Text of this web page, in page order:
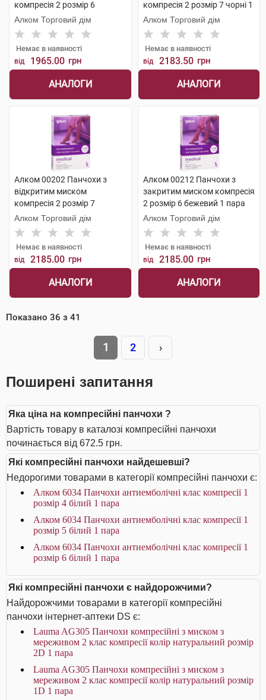
компресія 2 розмір 6
бежевий 1 пара
Алком Торговий дім
Немає в наявності
від 1965.00 грн
АНАЛОГИ
компресія 2 розмір 7 чорні 1
пара
Алком Торговий дім
Немає в наявності
від 2183.50 грн
АНАЛОГИ
Алком 00202 Панчохи з
відкритим миском
компресія 2 розмір 7
бежевий 1 пара
Алком Торговий дім
Немає в наявності
від 2185.00 грн
АНАЛОГИ
Алком 00212 Панчохи з
закритим миском компресія
2 розмір 6 бежевий 1 пара
Алком Торговий дім
Немає в наявності
від 2185.00 грн
АНАЛОГИ
Показано 36 з 41
1 2 ›
Поширені запитання
Яка ціна на компресійні панчохи ?
Вартість товару в каталозі компресійні панчохи
починається від 672.5 грн.
Які компресійні панчохи найдешевші?
Недорогими товарами в категорії компресійні панчохи є:
Алком 6034 Панчохи антиемболічні клас компресії 1
розмір 4 білий 1 пара
Алком 6034 Панчохи антиемболічні клас компресії 1
розмір 5 білий 1 пара
Алком 6034 Панчохи антиемболічні клас компресії 1
розмір 6 білий 1 пара
Які компресійні панчохи є найдорожчими?
Найдорожчими товарами в категорії компресійні
панчохи інтернет-аптеки DS є:
Lauma AG305 Панчохи компресійні з миском з
мереживом 2 клас компресії колір натуральний розмір
2D 1 пара
Lauma AG305 Панчохи компресійні з миском з
мереживом 2 клас компресії колір натуральний розмір
1D 1 пара